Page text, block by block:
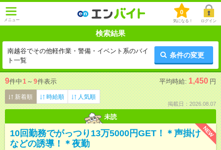
メニュー
0
気になる！ ログイン
検索結果
南越谷でその他軽作業・警備・イベント系のバイ
ト一覧
条件の変更
9件中1 ～ 9件表示 平均時給: 1,450 円
新着順 時給順 人気順
掲載日：2026.08.07
未読
NEW
10回勤務でがっつり13万5000円GET！＊声掛け
などの誘導！＊夜勤